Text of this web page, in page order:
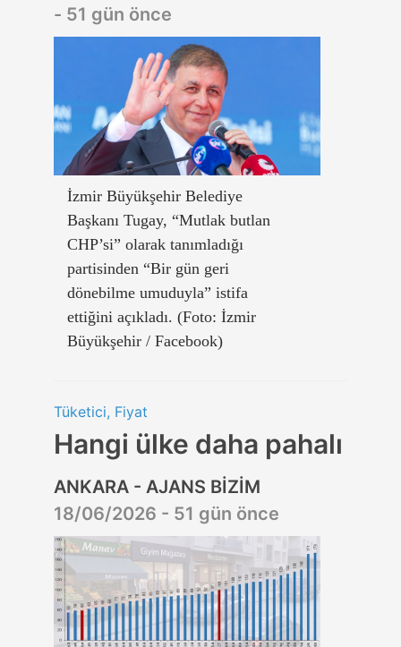
- 51 gün önce
İzmir Büyükşehir Belediye
Başkanı Tugay, “Mutlak butlan
CHP’si” olarak tanımladığı
partisinden “Bir gün geri
dönebilme umuduyla” istifa
ettiğini açıkladı. (Foto: İzmir
Büyükşehir / Facebook)
Tüketici, Fiyat
Hangi ülke daha pahalı
ANKARA - AJANS BİZİM
18/06/2026 - 51 gün önce